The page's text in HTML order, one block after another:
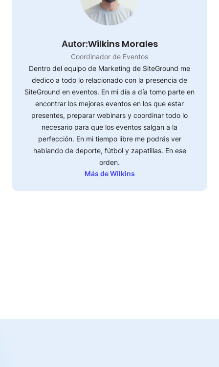
Autor:Wilkins Morales
Coordinador de Eventos
Dentro del equipo de Marketing de SiteGround me
dedico a todo lo relacionado con la presencia de
SiteGround en eventos. En mi día a día tomo parte en
encontrar los mejores eventos en los que estar
presentes, preparar webinars y coordinar todo lo
necesario para que los eventos salgan a la
perfección. En mi tiempo libre me podrás ver
hablando de deporte, fútbol y zapatillas. En ese
orden.
Más de Wilkins